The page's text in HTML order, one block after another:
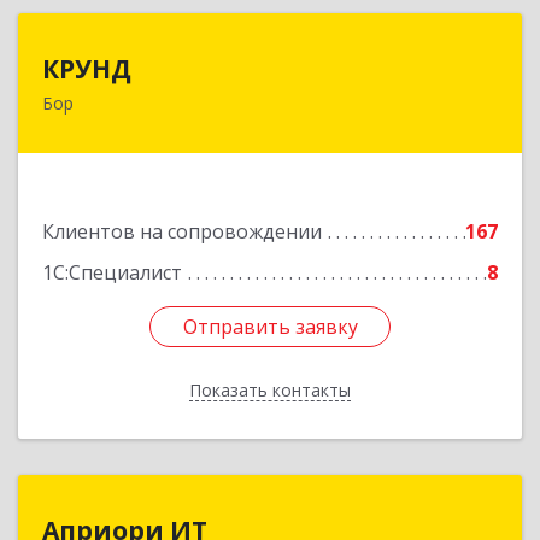
КРУНД
Бор
Клиентов на сопровождении
167
1С:Специалист
8
Отправить заявку
Показать контакты
Отправить заявку
Назад
Априори ИТ